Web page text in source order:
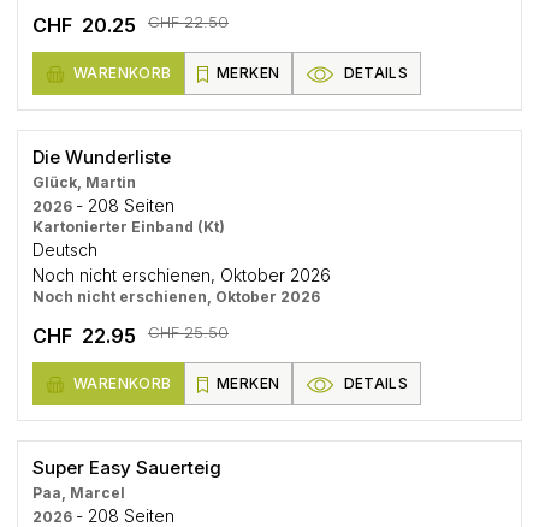
CHF 20.25 CHF 22.50
WARENKORB MERKEN DETAILS
Die Wunderliste
Glück, Martin
2026 - 208 Seiten
Kartonierter Einband (Kt)
Deutsch
Noch nicht erschienen, Oktober 2026
Noch nicht erschienen, Oktober 2026
CHF 22.95 CHF 25.50
WARENKORB MERKEN DETAILS
Super Easy Sauerteig
Paa, Marcel
2026 - 208 Seiten